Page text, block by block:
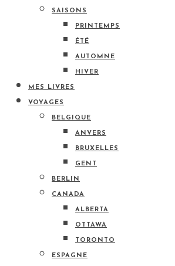
SAISONS
PRINTEMPS
ÉTÉ
AUTOMNE
HIVER
MES LIVRES
VOYAGES
BELGIQUE
ANVERS
BRUXELLES
GENT
BERLIN
CANADA
ALBERTA
OTTAWA
TORONTO
ESPAGNE